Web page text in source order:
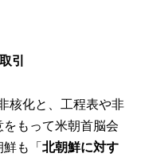
引
核化と、工程表や非
もって米朝首脳会
鮮も「北朝鮮に対す